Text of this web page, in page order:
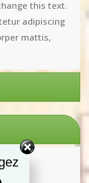
this text.
adipiscing
mattis,